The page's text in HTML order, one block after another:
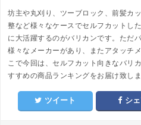
坊主や丸刈り、ツーブロック、前髪カ
整など様々なケースでセルフカットし
に大活躍するのがバリカンです。ただ
様々なメーカーがあり、またアタッチ
こで今回は、セルフカット向きなバリ
すすめの商品ランキングをお届け致しま
ツイート シ